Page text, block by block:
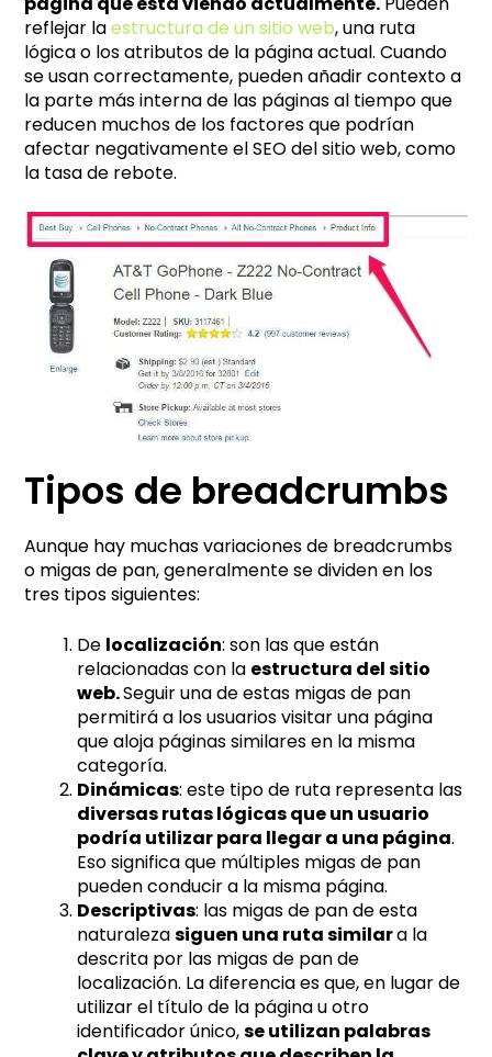
reflejar laestructura de un sitio web, una ruta
lógica o los atributos de la página actual. Cuando
se usan correctamente, pueden añadir contexto a
la parte más interna de las páginas al tiempo que
reducen muchos de los factores que podrían
afectar negativamente el SEO del sitio web, como
la tasa de rebote.
Tipos de breadcrumbs
Aunque hay muchas variaciones de breadcrumbs
o migas de pan, generalmente se dividen en los
tres tipos siguientes:
De localización: son las que están
relacionadas con la estructura del sitio
web.Seguir una de estas migas de pan
permitirá a los usuarios visitar una página
que aloja páginas similares en la misma
categoría.
Dinámicas: este tipo de ruta representa las
diversas rutas lógicas que un usuario
podría utilizar para llegar a una página.
Eso significa que múltiples migas de pan
pueden conducir a la misma página.
Descriptivas: las migas de pan de esta
naturalezasiguen una ruta similara la
descrita por las migas de pan de
localización. La diferencia es que, en lugar de
utilizar el título de la página u otro
identificador único,se utilizan palabras